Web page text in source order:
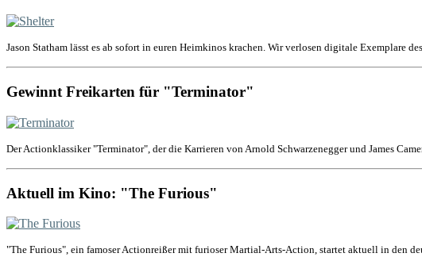
Jason Statham lässt es ab sofort in euren Heimkinos krachen. Wir verlosen digitale Exemplare
Gewinnt Freikarten für "Terminator"
Der Actionklassiker "Terminator", der die Karrieren von Arnold Schwarzenegger und James
Aktuell im Kino: "The Furious"
"The Furious", ein famoser Actionreißer mit furioser Martial-Arts-Action, startet aktuell in den